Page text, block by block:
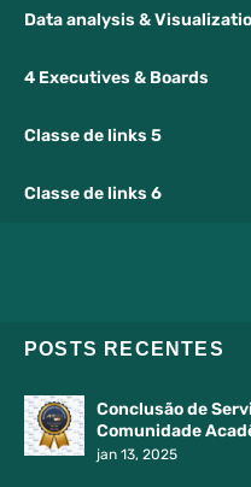
Data analysis &
4 Executives & Boards
Classe de links 5
Classe de links 6
POSTS RECENTES
Conclusão de
Comunidade
jan 13, 2025